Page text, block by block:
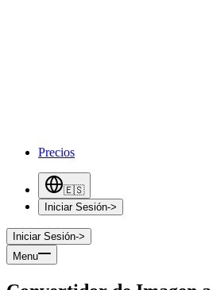
Precios
🇪🇸
Iniciar Sesión->
Iniciar Sesión->
Menu